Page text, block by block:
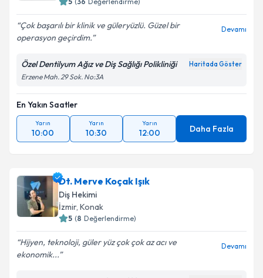
Çok başarılı bir klinik ve güleryüzlü. Güzel bir
operasyon geçirdim.
Devamı
Özel Dentilyum Ağız ve Diş Sağlığı Polikliniği Haritada Göster
Erzene Mah. 29 Sok. No:3A
En Yakın Saatler
Yarın
10:00
Yarın
10:30
Yarın
12:00 Daha Fazla
Dt. Merve Koçak Işık
Diş Hekimi
İzmir, Konak
5 (8 Değerlendirme)
Hijyen, teknoloji, güler yüz çok çok az acı ve
ekonomik...
Devamı